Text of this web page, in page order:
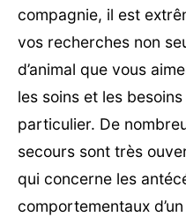
compagnie, il est
vos recherches non
d’animal que vous
les soins et les
particulier. De
secours sont très
qui concerne les
comportementaux